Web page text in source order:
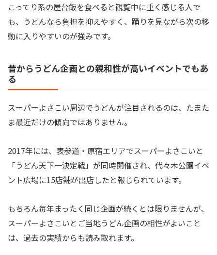
こってり系の屋台飯を食べると観覧中に重く感じる人で
も、うどんなら負担を抑えやすく、踊りを見ながら次の移
動に入りやすいのが強みです。
昔からうどん企画との親和性が高いイベントでもあ
る
スーパーよさこい周辺でうどんが注目されるのは、たまた
ま最近だけの傾向ではありません。
2017年には、表参道・原宿エリアでスーパーよさこいと
「うどん天下一決定戦」が同時開催され、代々木公園イベ
ント広場に15店舗が出店したと報じられています。
もちろん毎年まったく同じ企画が続くとは限りませんが、
スーパーよさこいとご当地うどん企画の相性がよいこと
は、過去の実績からも読み取れます。